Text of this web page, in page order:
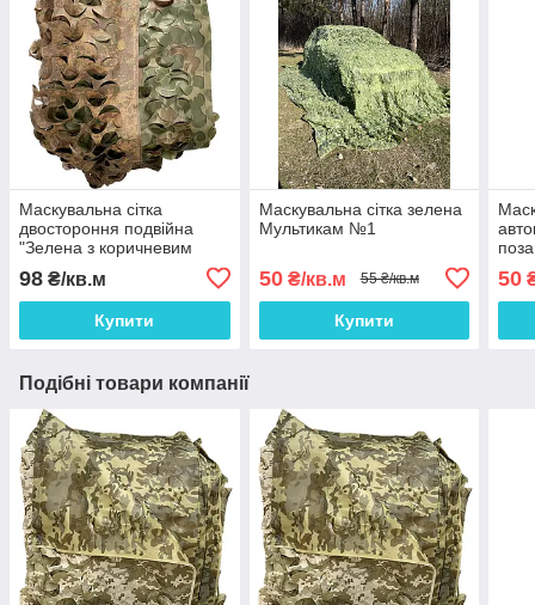
Маскувальна сітка
двостороння подвійна
"Зелена з коричневим
98 ₴/кв.м
Купити
Маскувальна сітка зелена
Мультикам №1
50₴/кв.м 55 ₴/кв.м
Купити
50
Подібні товари компанії